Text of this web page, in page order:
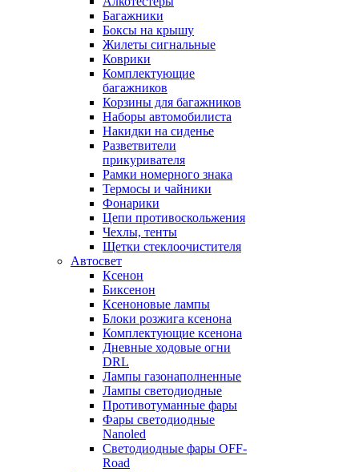
Багажники
Боксы на крышу
Жилеты сигнальные
Коврики
Комплектующие
багажников
Корзины для багажников
Наборы автомобилиста
Накидки на сиденье
Разветвители
прикуривателя
Рамки номерного знака
Термосы и чайники
Фонарики
Цепи противоскольжения
Чехлы, тенты
Щетки стеклоочистителя
Автосвет
Ксенон
Биксенон
Ксеноновые лампы
Блоки розжига ксенона
Комплектующие ксенона
Дневные ходовые огни
DRL
Лампы газонаполненные
Лампы светодиодные
Противотуманные фары
Фары светодиодные
Nanoled
Светодиодные фары OFF-
Road